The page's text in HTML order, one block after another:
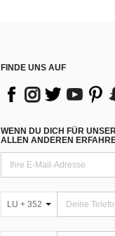
FINDE UNS AUF
WENN DU DICH FÜR
ALLEN ANDEREN
LU + 352